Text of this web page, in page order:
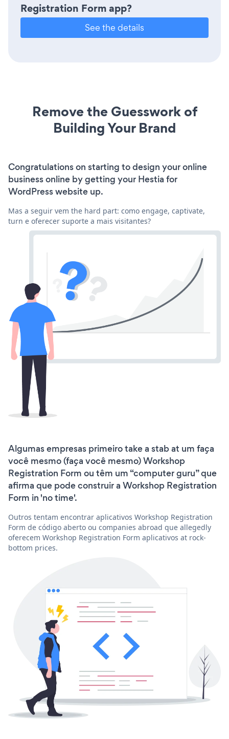
Registration Form app?
See the details
Remove the Guesswork of
Building Your Brand
Congratulations on starting to design your online
business online by getting your Hestia for
WordPress website up.
Mas a seguir vem the hard part: como engage, captivate,
turn e oferecer suporte a mais visitantes?
Algumas empresas primeiro take a stab at um faça
você mesmo (faça você mesmo) Workshop
Registration Form ou têm um “computer guru” que
afirma que pode construir a Workshop Registration
Form in 'no time'.
Outros tentam encontrar aplicativos Workshop Registration
Form de código aberto ou companies abroad que allegedly
oferecem Workshop Registration Form aplicativos at rock-
bottom prices.